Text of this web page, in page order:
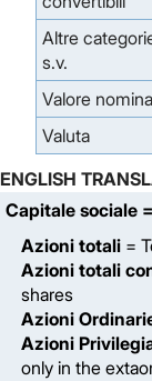
Altre
s.v.
Valore
Valuta
ENGLISH
Capitale sociale
Azioni totali =
Azioni totali
shares
Azioni
Azioni
only in the